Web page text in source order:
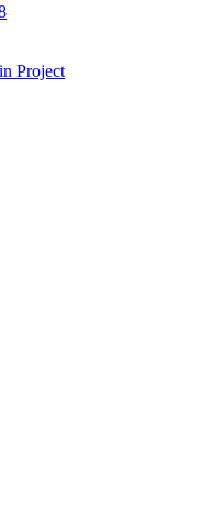
Project